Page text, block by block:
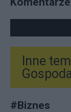
Inne
#Biznes